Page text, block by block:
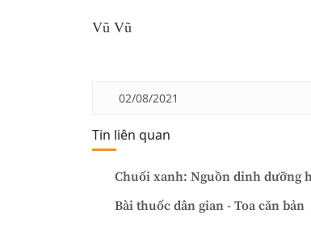
Vũ Vũ
02/08/2021
Tin liên quan
Chuối xanh: Nguồn dinh dưỡng
Bài thuốc dân gian - Toa căn bản